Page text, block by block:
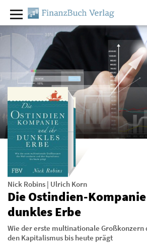
Nick Robins | Ulrich Korn
Die Ostindien-
dunkles Erbe
Wie der erste multinationale Großkonzern
den Kapitalismus bis heute prägt